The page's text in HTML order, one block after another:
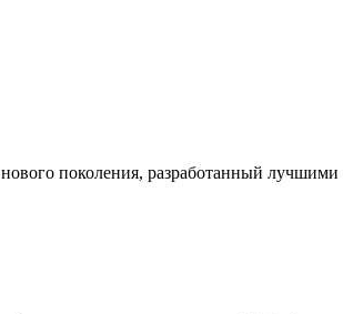
поколения, разработанный лучшими